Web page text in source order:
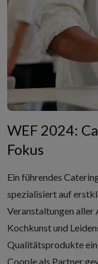
WEF 2024:
Fokus
Ein führendes
spezialisiert auf
Veranstaltungen aller
Kochkunst und
Qualitätsprodukte
Coople als Partner